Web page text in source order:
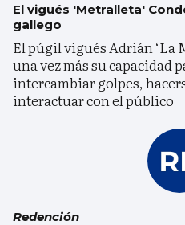
El vigués 'Metralleta'
gallego
El púgil vigués Adrián ‘La
una vez más su capacidad
intercambiar golpes,
interactuar con el público
Redención